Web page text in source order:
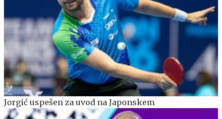
Jorgić uspešen za uvod na Japonskem